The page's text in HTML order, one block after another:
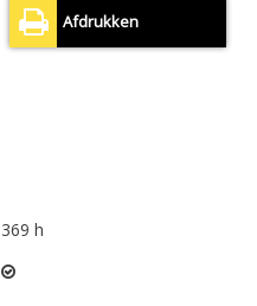
Afdrukken
369 h